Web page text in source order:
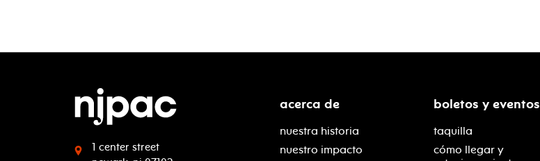
1 center street
acerca de
nuestra historia
nuestro impacto
boletos y eventos
taquilla
cómo llegar y